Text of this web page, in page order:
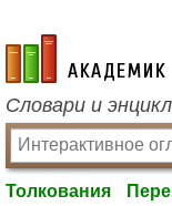
academic.ru
Словари и
Толкования